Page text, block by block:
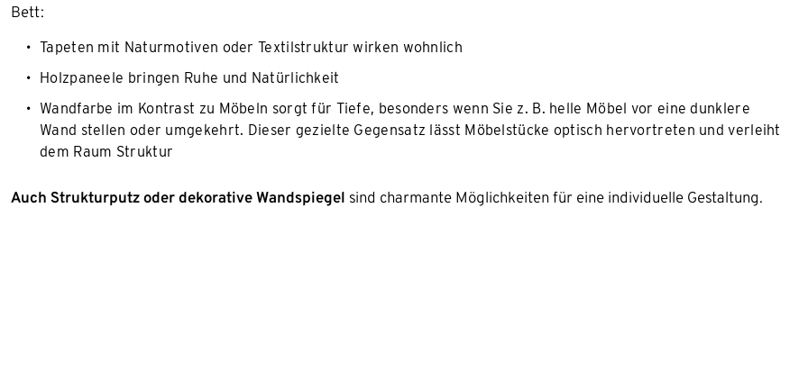
Bett:
Tapeten mit Naturmotiven oder Textilstruktur wirken wohnlich
Holzpaneele bringen Ruhe und Natürlichkeit
Wandfarbe im Kontrast zu Möbeln sorgt für Tiefe, besonders wenn Sie z. B. helle Möbel vor eine dunklere
Wand stellen oder umgekehrt. Dieser gezielte Gegensatz lässt Möbelstücke optisch hervortreten und verleiht
dem Raum Struktur
Auch Strukturputz oder dekorative Wandspiegel sind charmante Möglichkeiten für eine individuelle Gestaltung.